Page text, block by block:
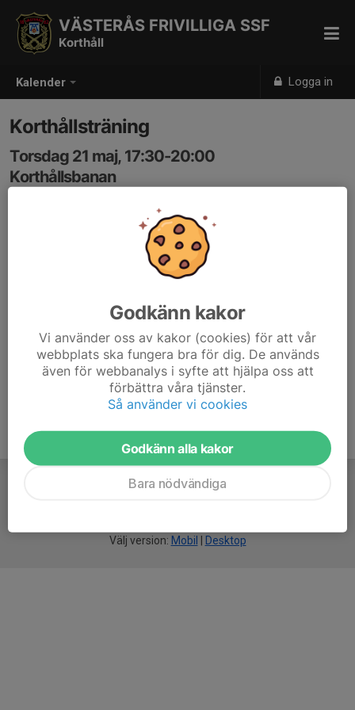
Kalender Logga in
VÄSTERÅS FRIVILLIGA SSF
Korthåll
Korthållsträning
Torsdag 21 maj, 17:30-20:00
Korthållsbanan
Välj version: Mobil Desktop
Godkänn kakor
Vi använder oss av kakor (cookies) för att vår
webbplats ska fungera bra för dig. De används
även för webbanalys i syfte att hjälpa oss att
förbättra våra tjänster.
Så använder vi cookies
Godkänn alla kakor
Bara nödvändiga